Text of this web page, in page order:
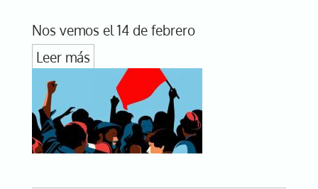
Nos vemos el 14 de febrero
Leer más